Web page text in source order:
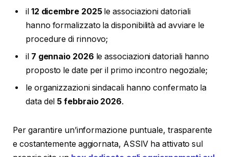
il 12 dicembre 2025le associazioni datoriali
hanno formalizzato la disponibilità ad avviare le
procedure di rinnovo;
il 7 gennaio 2026 le associazioni datoriali hanno
proposto le date per il primo incontro negoziale;
le organizzazioni sindacali hanno confermato la
data del 5 febbraio 2026.
Per garantire un’informazione puntuale, trasparente
e costantemente aggiornata, ASSIV ha attivato sul